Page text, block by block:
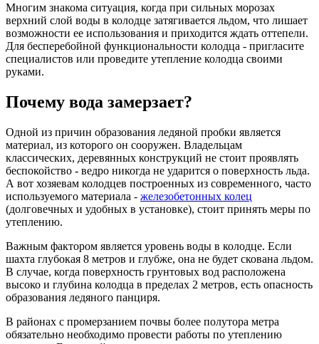
Многим знакома ситуация, когда при сильных морозах
верхний слой воды в колодце затягивается льдом, что лишает
возможности ее использования и приходится ждать оттепели.
Для бесперебойной функциональности колодца - пригласите
специалистов или проведите утепление колодца своими
руками.
Почему вода замерзает?
Одной из причин образования ледяной пробки является
материал, из которого он сооружен. Владельцам
классических, деревянных конструкций не стоит проявлять
беспокойство - ведро никогда не ударится о поверхность льда.
А вот хозяевам колодцев построенных из современного, часто
используемого материала - железобетонных колец
(долговечных и удобных в установке), стоит принять меры по
утеплению.
Важным фактором является уровень воды в колодце. Если
шахта глубокая 8 метров и глубже, она не будет скована льдом.
В случае, когда поверхность грунтовых вод расположена
высоко и глубина колодца в пределах 2 метров, есть опасность
образования ледяного панциря.
В районах c промерзанием почвы более полутора метра
обязательно необходимо провести работы по утеплению